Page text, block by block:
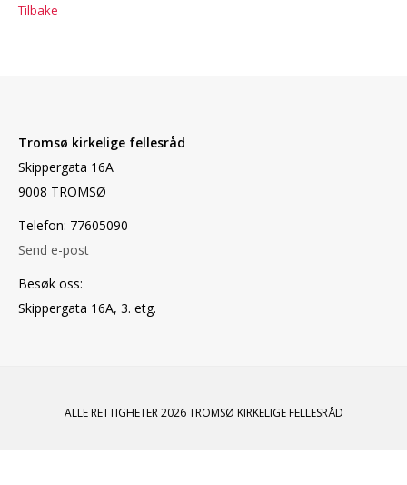
Tilbake
Tromsø kirkelige fellesråd
Skippergata 16A
9008 TROMSØ
Telefon: 77605090
Send e-post
Besøk oss:
Skippergata 16A, 3. etg.
ALLE RETTIGHETER 2026 TROMSØ KIRKELIGE FELLESRÅD